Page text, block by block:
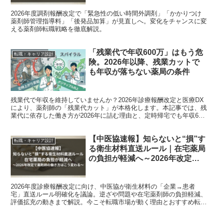
2026年度調剤報酬改定で「緊急性の低い時間外調剤」「かかりつけ
薬剤師管理指導料」「後発品加算」が見直しへ。変化をチャンスに変
える薬剤師転職戦略を徹底解説。
転職・キャリア設計
「残業代で年収600万」はもう危
険。2026年以降、残業カットで
も年収が落ちない薬局の条件
残業代で年収を維持していませんか？2026年診療報酬改定と医療DX
により、薬剤師の「残業代カット」が本格化します。本記事では、残
業代に依存した働き方が2026年に詰む理由と、定時帰宅でも年収600
転職・キャリア設計
【中医協速報】知らないと“損”す
る衛生材料直送ルール｜在宅薬局
の負担が軽減へ～2026年改定で
2026年度診療報酬改定に向け、中医協が衛生材料の「企業→患者
宅」直送ルール明確化を議論。逆ざや問題や在宅薬剤師の負担軽減、
評価拡充の動きまで解説。今こそ転職市場が動く理由とおすすめ転職